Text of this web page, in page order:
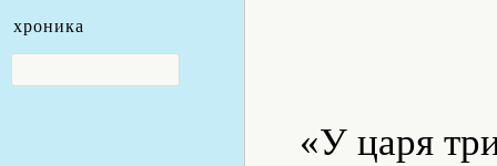
хроника
«У царя